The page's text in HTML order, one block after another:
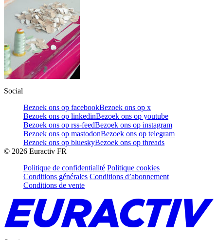
Social
Bezoek ons op facebookBezoek ons op x
Bezoek ons op linkedinBezoek ons op youtube
Bezoek ons op rss-feedBezoek ons op instagram
Bezoek ons op mastodonBezoek ons op telegram
Bezoek ons op blueskyBezoek ons op threads
© 2026 Euractiv FR
Politique de confidentialité Politique cookies
Conditions générales Conditions d’abonnement
Conditions de vente